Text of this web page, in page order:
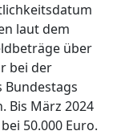
laut dem
über
bei der
Bundestags
Bis März 2024
50.000 Euro.